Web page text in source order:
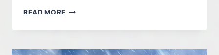
READ MORE AKCIONÁŘI
PRODEJ
NA